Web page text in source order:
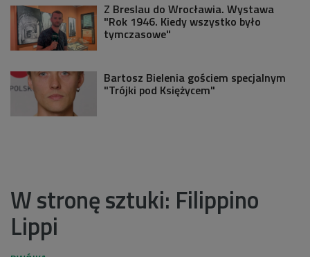
Z Breslau do Wrocławia. Wystawa
"Rok 1946. Kiedy wszystko było
tymczasowe"
Bartosz Bielenia gościem specjalnym
"Trójki pod Księżycem"
W stronę sztuki: Filippino
Lippi